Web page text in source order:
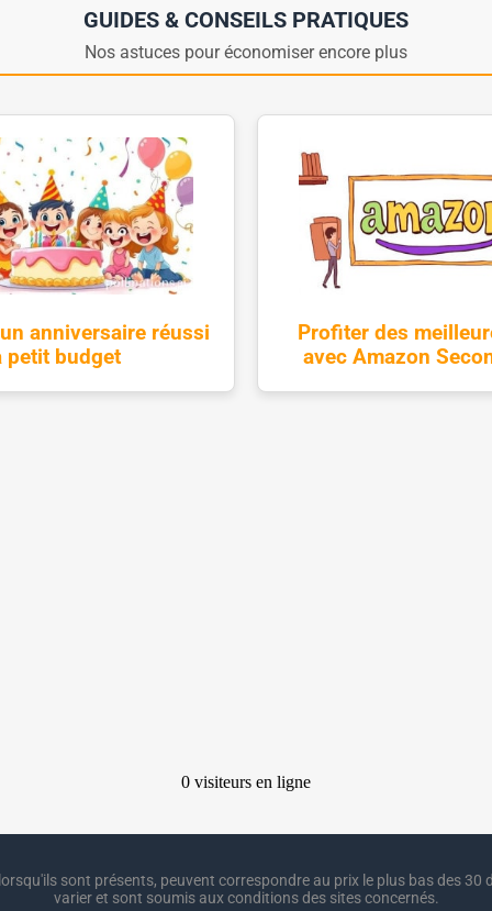
GUIDES & CONSEILS PRATIQUES
Nos astuces pour économiser encore plus
anniversaire réussi
petit budget
Profiter des
avec Amazon
sont présents, peuvent correspondre au prix le plus bas des 30
varier et sont soumis aux conditions des sites concernés.